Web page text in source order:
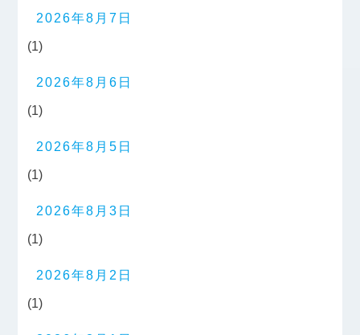
2026年8月7日
(1)
2026年8月6日
(1)
2026年8月5日
(1)
2026年8月3日
(1)
2026年8月2日
(1)